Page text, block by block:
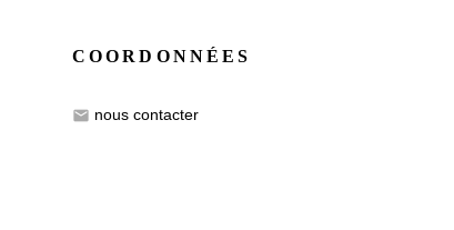
COORDONNÉES
email nous contacter